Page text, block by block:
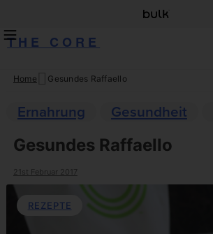
THE CORE
Skip
content
Home Gesundes Raffaello
Ernahrung Gesundheit
Gesundes Raffaello
21st Februar 2017
REZEPTE